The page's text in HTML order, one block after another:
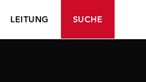
LEITUNG SUCHE